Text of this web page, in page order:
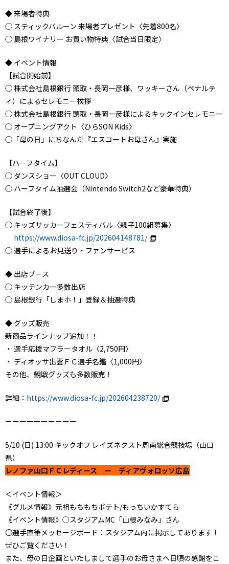
◆ 来場者特典
◯ スティックバルーン 来場者プレゼント〈先着800名〉
◯ 島根ワイナリー お買い物特典〈試合当日限定〉
◆ イベント情報
【試合開始前】
◯ 株式会社島根銀行 頭取・長岡一彦様、ワッキーさん（ペナルテ
ィ）によるセレモニー挨拶
◯ 株式会社島根銀行 頭取・長岡一彦様によるキックインセレモニー
◯ オープニングアクト〈ひらSON Kids〉
◯「母の日」にちなんだ『エスコートお母さん』実施
【ハーフタイム】
◯ ダンスショー〈OUT CLOUD〉
◯ ハーフタイム抽選会（Nintendo Switch2など豪華特典）
【試合終了後】
◯ キッズサッカーフェスティバル〈親子100組募集〉
https://www.diosa-fc.jp/202604148781/
◯ 選手によるお見送り・ファンサービス
◆ 出店ブース
◯ キッチンカー多数出店
◯ 島根銀行「しまホ！」登録＆抽選特典
◆ グッズ販売
新商品ラインナップ追加！！
・ 選手応援マフラータオル〈2,750円〉
・ ディオッサ出雲ＦＣ選手名鑑〈1,000円〉
その他、観戦グッズも多数販売！
詳細： https://www.diosa-fc.jp/202604238720/
ーーーーーーーーーー
5/10 (日) 13:00 キックオフ レイズネクスト周南総合競技場（山口
県）
レノファ山口ＦＣレディース ー ディアヴォロッソ広島
＜イベント情報＞
《グルメ情報》元祖もちもちポテト/もっちいかすてら
《イベント情報》○スタジアムMC「山根みなみ」さん
〇選手直筆メッセージボード：スタジアム内に掲示してあります！
ぜひご覧ください！
また、母の日企画といたしまして選手のお母さまへ日頃の感謝をこ